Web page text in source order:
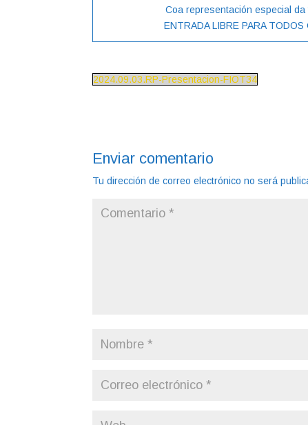
Coa representación especial da
ENTRADA LIBRE PARA TODOS
2024.09.03.RP-Presentacion-FIOT34
Enviar comentario
Tu dirección de correo electrónico no será